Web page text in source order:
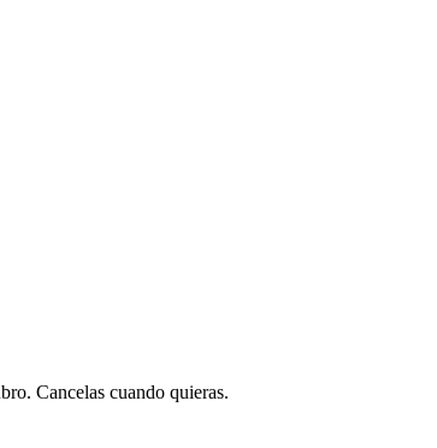
Cancelas cuando quieras.